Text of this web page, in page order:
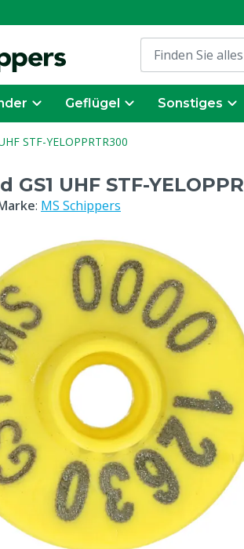
Geflügel Sonstiges
STF-YELOPPRTR300
GS1 UHF STF-
: MS Schippers